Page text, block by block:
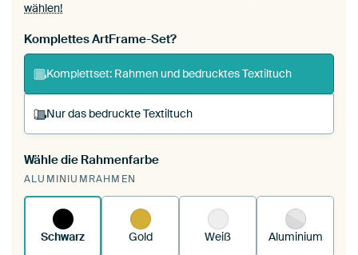
wählen!
Komplettes ArtFrame-Set?
Komplettset: Rahmen und bedrucktes Textiltuch
Nur das bedruckte Textiltuch
Du spannst einen wechselbaren Textiltuch in
deinen vorhandenen ArtFrame™.
funktioniert es.
Wähle die Rahmenfarbe
ALUMINIUMRAHMEN
Schwarz Gold Weiß Aluminium